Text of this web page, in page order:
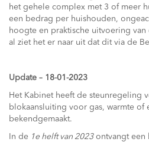
het gehele complex met 3 of meer
een bedrag per huishouden,
hoogte en praktische uitvoering
al ziet het er naar uit dat dit via de
Update – 18-01-2023
Het Kabinet heeft de steunregeling
blokaansluiting voor gas, warmte
bekendgemaakt.
In de 1e helft van 2023ontvangt een